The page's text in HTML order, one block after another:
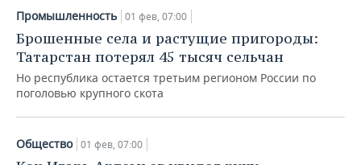
Промышленность 01 фев, 07:00
Брошенные села и растущие пригороды:
Татарстан потерял 45 тысяч сельчан
Но республика остается третьим регионом России по
поголовью крупного скота
Общество 01 фев, 07:00